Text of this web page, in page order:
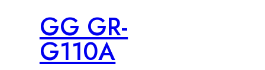
GG GR-
G110A